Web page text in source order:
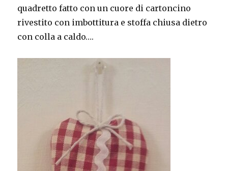
quadretto fatto con un cuore di cartoncino
rivestito con imbottitura e stoffa chiusa dietro
con colla a caldo….